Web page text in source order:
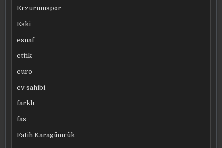
Erzurumspor
Eski
esnaf
ettik
euro
ev sahibi
farklı
fas
Fatih Karagümrük